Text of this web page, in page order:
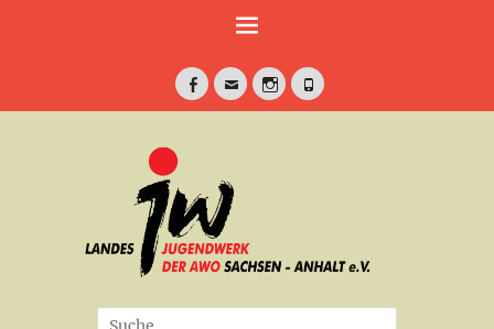
Facebook
E-
InstagramTelefon
Suche